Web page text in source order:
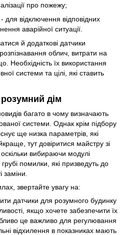
про пожежу;
для відключення відповідних
аварійної ситуації.
й додаткові датчики
облич, витрати на
Необхідність їх використання
системи та цілі, які ставить
дім
багато в чому визначають
системи. Однак крім підбору
ще низка параметрів, які
тут довіритися майстру зі
вибираючи модулі
помилки, які призведуть до
заміни.
звертайте увагу на:
датчики для розумного будинку
якщо хочете забезпечити їх
це важливо для регулювання
відхилення в показниках мають